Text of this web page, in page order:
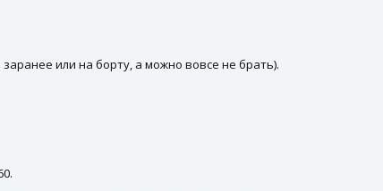
или на борту, а можно вовсе не брать).